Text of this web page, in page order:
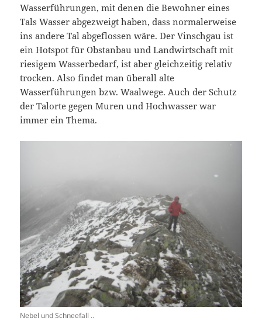
Wasserführungen, mit denen die Bewohner eines
Tals Wasser abgezweigt haben, dass normalerweise
ins andere Tal abgeflossen wäre. Der Vinschgau ist
ein Hotspot für Obstanbau und Landwirtschaft mit
riesigem Wasserbedarf, ist aber gleichzeitig relativ
trocken. Also findet man überall alte
Wasserführungen bzw. Waalwege. Auch der Schutz
der Talorte gegen Muren und Hochwasser war
immer ein Thema.
Nebel und Schneefall ..